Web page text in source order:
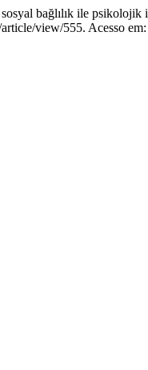
bağlılık ile psikolojik
view/555. Acesso